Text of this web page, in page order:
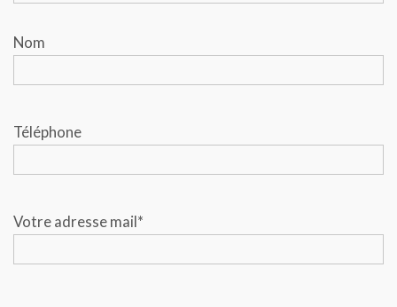
Nom
Téléphone
Votre adresse mail*